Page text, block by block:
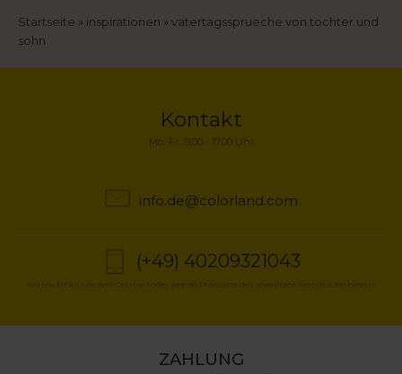
Pfadnavigation
Startseite inspirationen
vatertagssprueche von tochter und
sohn
Kontakt
Mo.-Fr.: 9.00 - 17.00 Uhr
info.de@colorland.com
(+49) 40209321043
Kosten für Anrufe zum Ortstarif oder gemäß Preisliste des jeweiligen Mobilfunkanbieters
ZAHLUNG